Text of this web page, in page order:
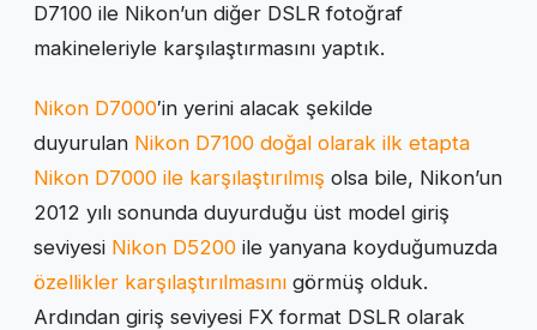
D7100 ile Nikon’un diğer DSLR fotoğraf
makineleriyle karşılaştırmasını yaptık.
Nikon D7000′in yerini alacak şekilde
duyurulan Nikon D7100 doğal olarak ilk etapta
Nikon D7000 ile karşılaştırılmış olsa bile, Nikon’un
2012 yılı sonunda duyurduğu üst model giriş
seviyesi Nikon D5200 ile yanyana koyduğumuzda
özellikler karşılaştırılmasını görmüş olduk.
Ardından giriş seviyesi FX format DSLR olarak